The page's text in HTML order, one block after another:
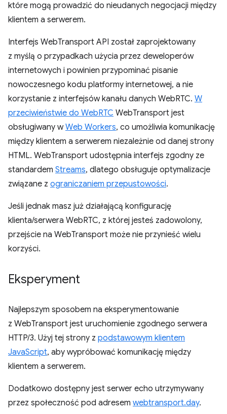
które mogą prowadzić do nieudanych negocjacji między
klientem a serwerem.
Interfejs WebTransport API został zaprojektowany
z myślą o przypadkach użycia przez deweloperów
internetowych i powinien przypominać pisanie
nowoczesnego kodu platformy internetowej, a nie
korzystanie z interfejsów kanału danych WebRTC. W
przeciwieństwie do WebRTC WebTransport jest
obsługiwany wWeb Workers, co umożliwia komunikację
między klientem a serwerem niezależnie od danej strony
HTML. WebTransport udostępnia interfejs zgodny ze
standardem Streams, dlatego obsługuje optymalizacje
związane z ograniczaniem przepustowości.
Jeśli jednak masz już działającą konfigurację
klienta/serwera WebRTC, z której jesteś zadowolony,
przejście na WebTransport może nie przynieść wielu
korzyści.
Eksperyment
Najlepszym sposobem na eksperymentowanie
z WebTransport jest uruchomienie zgodnego serwera
HTTP/3. Użyj tej strony z podstawowym klientem
JavaScript, aby wypróbować komunikację między
klientem a serwerem.
Dodatkowo dostępny jest serwer echo utrzymywany
przez społeczność pod adresem webtransport.day.